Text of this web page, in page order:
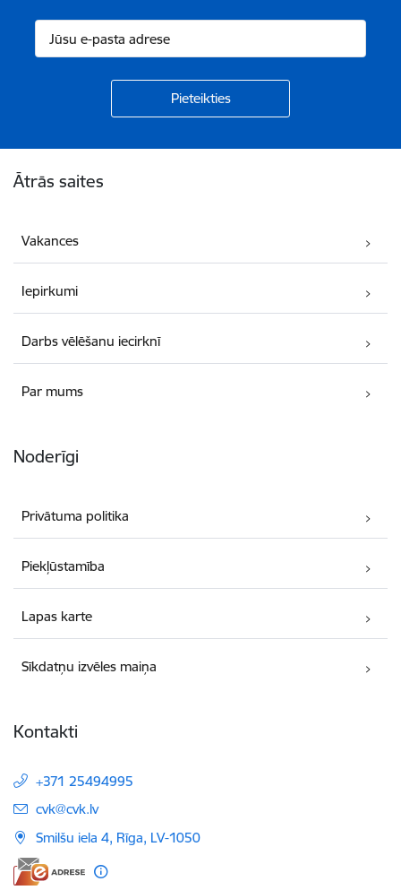
Ātrās saites
Vakances
Iepirkumi
Darbs vēlēšanu iecirknī
Par mums
Noderīgi
Privātuma politika
Piekļūstamība
Lapas karte
Sīkdatņu izvēles maiņa
Kontakti
+371 25494995
E-pasts:
cvk@cvk.lv
Smilšu iela 4, Rīga, LV-1050